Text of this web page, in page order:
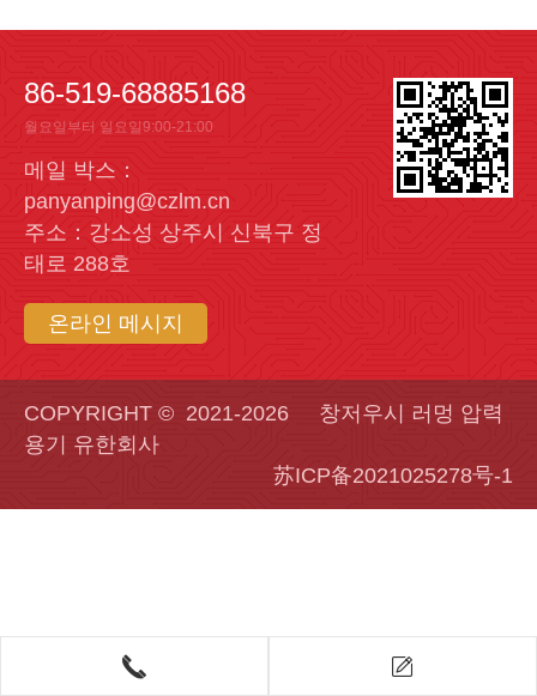
86-519-68885168
월요일부터 일요일9:00-21:00
메일 박스：
panyanping@czlm.cn
주소：강소성 상주시 신북구 정
태로 288호
온라인 메시지
COPYRIGHT © 2021-2026 창저우시 러멍 압력
용기 유한회사
苏ICP备2021025278号-1